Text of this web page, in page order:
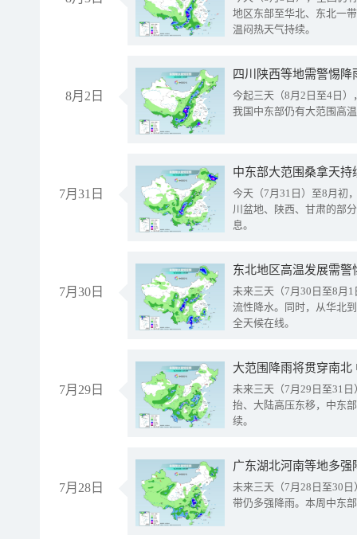
地区东部至华北、东北一
温闷热天气持续。
8月2日
今起三天（8月2日至4日
我国中东部仍有大范围高
7月31日
中东部大范围桑拿天
今天（7月31日）至8月初
川盆地、陕西、甘肃的部
息。
7月30日
东北地区高温发展需
未来三天（7月30日至8月
流性降水。同时，从华北
全天候在线。
7月29日
大范围降雨将贯穿南
未来三天（7月29日至31
抬、大陆高压东移，中东
续。
7月28日
广东湖北河南等地多
未来三天（7月28日至30
带仍多强降雨。本周中东